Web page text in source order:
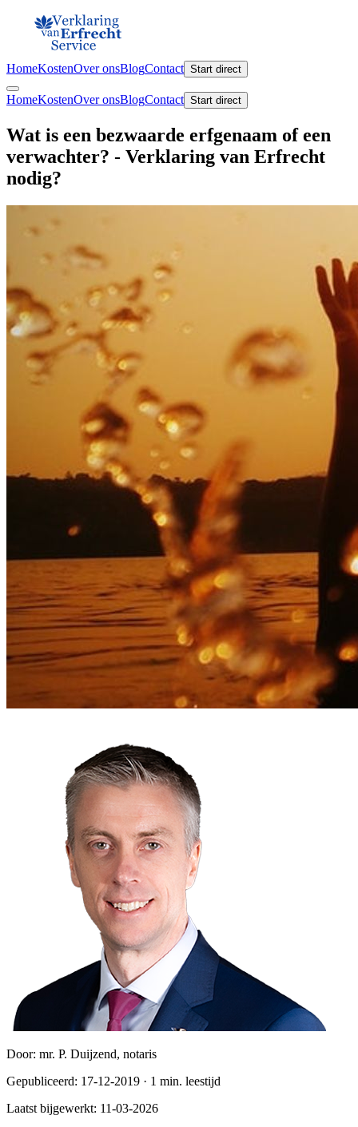
HomeKostenOver onsBlogContact Start direct
HomeKostenOver onsBlogContact Start direct
Wat is een bezwaarde erfgenaam of een
verwachter? - Verklaring van Erfrecht
nodig?
Door: mr. P. Duijzend, notaris
Gepubliceerd: 17-12-2019 · 1 min. leestijd
Laatst bijgewerkt: 11-03-2026